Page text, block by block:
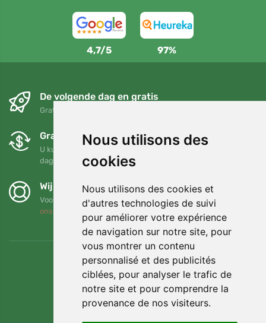
Nous utilisons des
cookies
Nous utilisons des cookies et
d'autres technologies de suivi
pour améliorer votre expérience
de navigation sur notre site, pour
vous montrer un contenu
personnalisé et des publicités
ciblées, pour analyser le trafic de
notre site et pour comprendre la
provenance de nos visiteurs.
4,7/5 97%
De volgende dag en gratis
Gratis verzending voor bestellingen boven 95 EUR
Gratis ruilen en retourneren
U kunt uw bestelling op elk gewenst moment binnen 90
dagen retourneren of ruilen
Wij steunen Trees.org
Voor elke bestelling planten we een boom! Lees meer
ons